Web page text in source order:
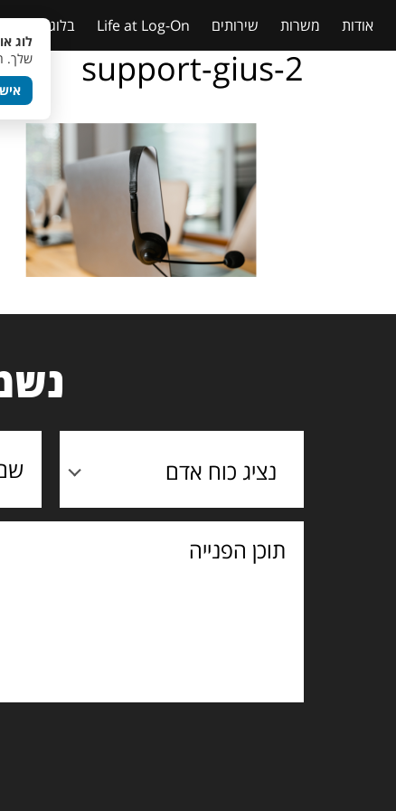
אודות משרות שירותים Life at Log-On בלוג
support-gius-2
נציג כוח אדם
תוכן
לוג
שלך.